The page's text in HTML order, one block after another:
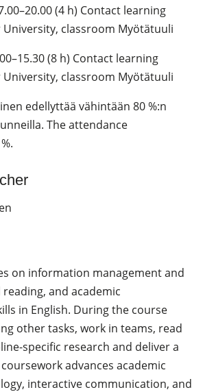
(4 h) Contact learning
classroom Myötätuuli
(8 h) Contact learning
classroom Myötätuuli
edellyttää vähintään 80 %:n
The attendance
on information management and
and academic
in English. During the course
other tasks, work in teams, read
specific research and deliver a
advances academic
interactive communication, and